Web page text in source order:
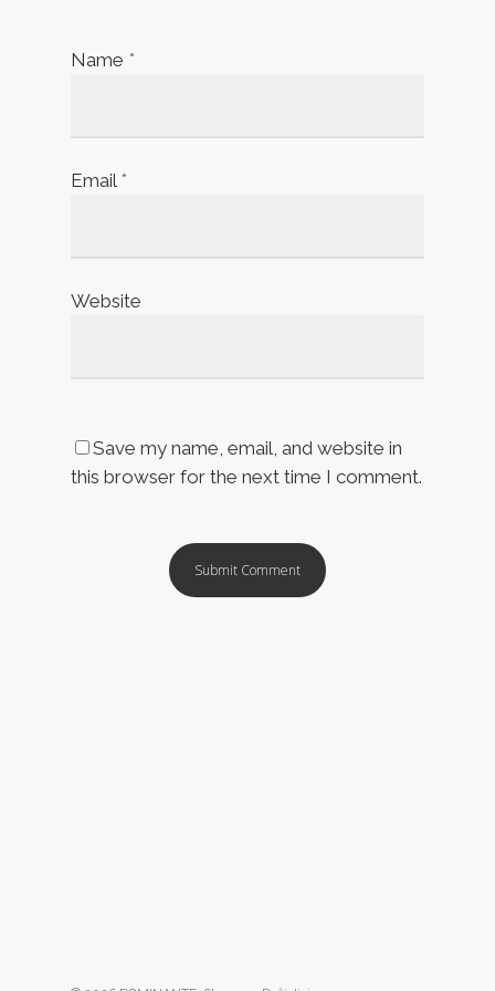
Name *
Email *
Website
Save my name, email, and website in
this browser for the next time I comment.